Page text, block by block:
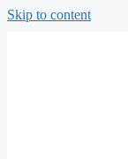
Skip to content